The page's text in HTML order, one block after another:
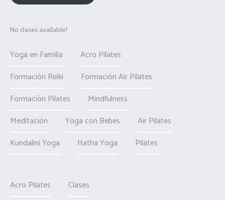
No clases available!
Yoga en Familia
Acro Pilates
Formación Reiki
Formación Air Pilates
Formación Pilates
Mindfulness
Meditación
Yoga con Bebes
Air Pilates
Kundalini Yoga
Hatha Yoga Pilates
Acro Pilates
Clases